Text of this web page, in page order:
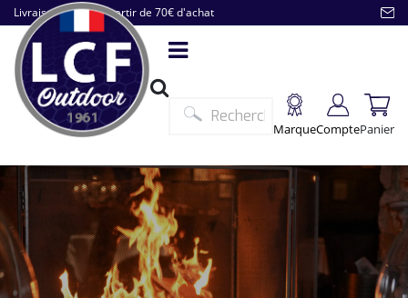
Livraison offerte à partir de 70€ d'achat
MarqueComptePanier